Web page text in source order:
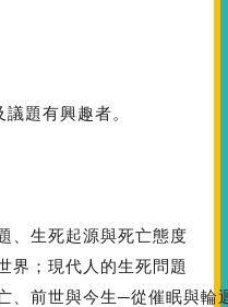
題有興趣者。
、生死起源與死亡態度
界；現代人的生死問題
、前世與今生─從催眠與輪